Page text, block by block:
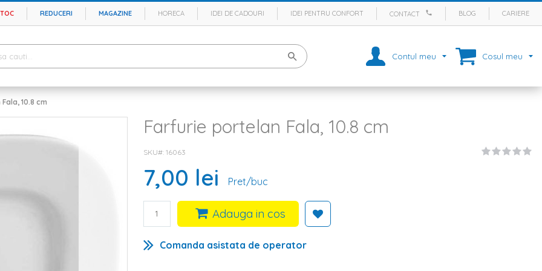
REDUCERI MAGAZINE HORECA IDEI DE CADOURI IDEI PENTRU CONFORT CONTACT BLOG CARIERE
Contul meu Cosul meu
10.8 cm
Farfurie portelan Fala, 10.8 cm
SKU# 16063
7,00 lei Pret/buc
Adauga in cos
Comanda asistata de operator